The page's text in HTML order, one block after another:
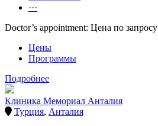
···
Doctor’s appointment: Цена по запросу
Цены
Программы
Подробнее
Клиника Мемориал Анталия
Турция, Анталия